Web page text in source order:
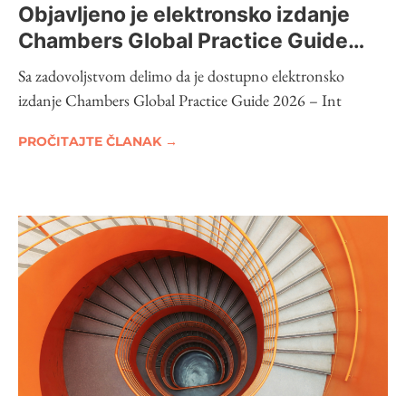
Objavljeno je elektronsko izdanje
Chambers Global Practice Guide
2026 – Intellectual Property
Sa zadovoljstvom delimo da je dostupno elektronsko
izdanje Chambers Global Practice Guide 2026 – Int
PROČITAJTE ČLANAK →